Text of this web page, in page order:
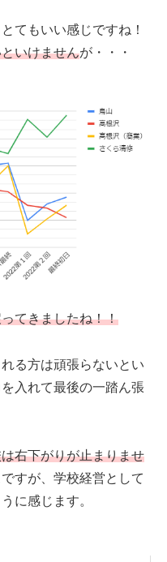
てもいい感じですね！
いけませんが・・・
てきましたね！！
る方は頑張らないとい
入れて最後の一踏ん張
右下がりが止まりませ
すが、学校経営として
に感じます。